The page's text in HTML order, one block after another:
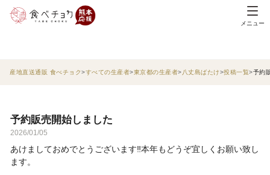
メニュー
産地直送通販 食べチョク すべての生産者 東京都の生産者 八丈島ばたけ 投稿一覧 予約
予約販売開始しました
2026/01/05
あけましておめでとうございます‼本年もどうぞ宜しくお願い致し
ます。